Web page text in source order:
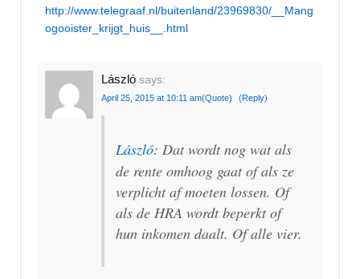
http://www.telegraaf.nl/buitenland/23969830/__Mang
ogooister_krijgt_huis__.html
László says:
April 25, 2015 at 10:11 am(Quote) (Reply)
László: Dat wordt nog wat als
de rente omhoog gaat of als ze
verplicht af moeten lossen. Of
als de HRA wordt beperkt of
hun inkomen daalt. Of alle vier.